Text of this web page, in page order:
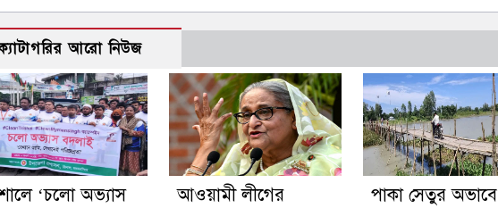
আরো নিউজ
‘চলো অভ্যাস
আওয়ামী লীগের
পাকা সেতুর